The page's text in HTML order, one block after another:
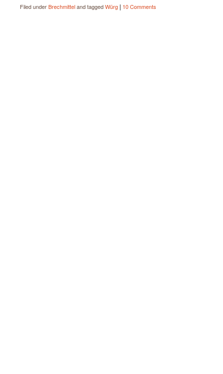
Filed underBrechmitteland taggedWürg | 10 Comments